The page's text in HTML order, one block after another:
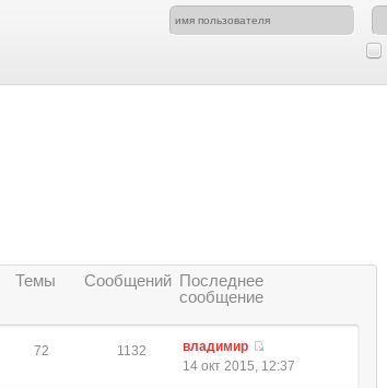
Темы Сообщений Последнее
сообщение
72 1132
владимир
14 окт 2015, 12:37